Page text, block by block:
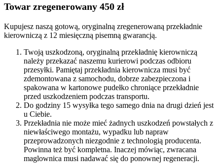
Towar zregenerowany 450 zł
Kupujesz naszą gotową, oryginalną zregenerowaną przekładnie
kierowniczą z 12 miesięczną pisemną gwarancją.
Twoją uszkodzoną, oryginalną przekładnię kierowniczą
należy przekazać naszemu kurierowi podczas odbioru
przesyłki. Pamiętaj przekładnia kierownicza musi być
zdemontowana z samochodu, dobrze zabezpieczona i
spakowana w kartonowe pudełko chroniące przekładnie
przed uszkodzeniem podczas transportu.
Do godziny 15 wysyłka tego samego dnia na drugi dzień jest
u Ciebie.
Przekładnia nie może mieć żadnych uszkodzeń powstałych z
niewłaściwego montażu, wypadku lub napraw
przeprowadzonych niezgodnie z technologią producenta.
Powinna też być kompletna. Inaczej mówiąc, zwracana
maglownica musi nadawać się do ponownej regeneracji.